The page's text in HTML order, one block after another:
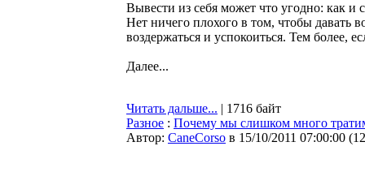
Вывести из себя может что угодно: как и
Нет ничего плохого в том, чтобы давать
воздержаться и успокоиться. Тем более,
Далее...
Читать дальше... | 1716 байт
Разное : Почему мы слишком много
Автор: CaneCorso в 15/10/2011 07:00:00 (